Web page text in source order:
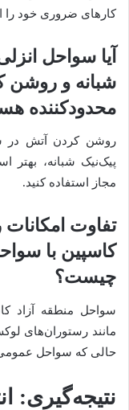
کارهای ضروری خود را
آیا سواحل
شبانه و روشن
محدودکننده
روشن کردن آتش در
پیک‌نیک شبانه،
مجاز استفاده کنید.
تفاوت
کاسپین با
چیست؟
سواحل منطقه آزاد
مانند رستوران‌های
حالی که سواحل عمومی
نتیجه‌گیری: